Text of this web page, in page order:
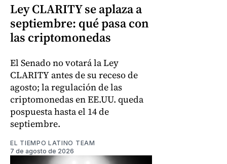
Ley CLARITY se aplaza a
septiembre: qué pasa con
las criptomonedas
El Senado no votará la Ley
CLARITY antes de su receso de
agosto; la regulación de las
criptomonedas en EE.UU. queda
pospuesta hasta el 14 de
septiembre.
EL TIEMPO LATINO TEAM
7 de agosto de 2026